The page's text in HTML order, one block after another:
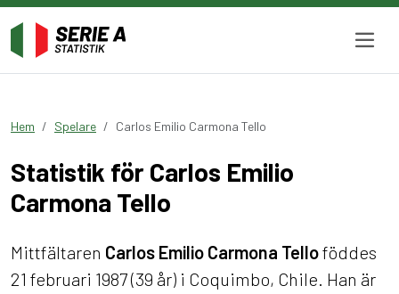
Hem Spelare Carlos Emilio Carmona Tello
Statistik för Carlos Emilio
Carmona Tello
Mittfältaren Carlos Emilio Carmona Telloföddes
21 februari 1987 (39 år) i Coquimbo, Chile. Han är